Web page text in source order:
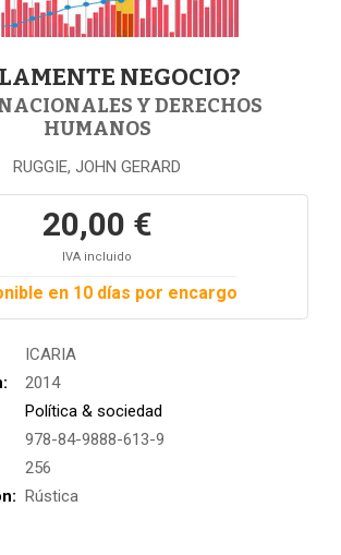
NEGOCIO?
Y DERECHOS
HUMANOS
RUGGIE, JOHN GERARD
20,00 €
IVA incluido
en 10 días por encargo
ICARIA
2014
Política & sociedad
978-84-9888-613-9
256
Rústica